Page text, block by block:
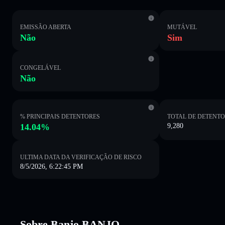
EMISSÃO ABERTA
Não
MUTÁVEL
Sim
CONGELÁVEL
Não
% PRINCIPAIS DETENTORES
14.04%
TOTAL DE
9,280
ULTIMA DATA DA VERIFICAÇÃO DE RISCO
8/5/2026, 6:22:45 PM